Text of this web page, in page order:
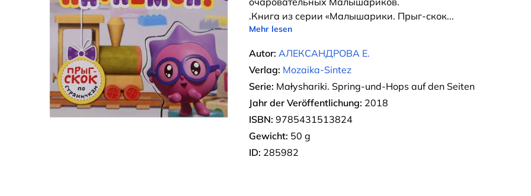
.Книга из серии «Малышарики. Прыг-скок...
Mehr lesen
Autor: АЛЕКСАНДРОВА Е.
Verlag: Mozaika-Sintez
Serie: Małyshariki. Spring-und-Hops auf den Seiten
Jahr der Veröffentlichung: 2018
ISBN: 9785431513824
Gewicht: 50 g
ID: 285982